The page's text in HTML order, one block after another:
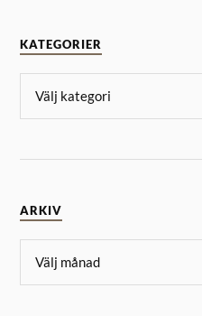
KATEGORIER
ARKIV